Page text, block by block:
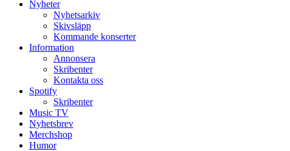
Nyheter
Nyhetsarkiv
Skivsläpp
Kommande konserter
Information
Annonsera
Skribenter
Kontakta oss
Spotify
Skribenter
Music TV
Nyhetsbrev
Merchshop
Humor